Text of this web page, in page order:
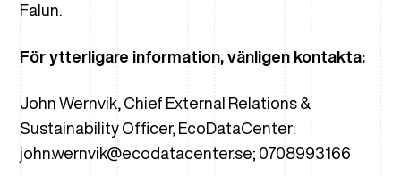
Falun.
För ytterligare information, vänligen kontakta:
John Wernvik, Chief External Relations &
Sustainability Officer, EcoDataCenter:
john.wernvik@ecodatacenter.se; 0708993166